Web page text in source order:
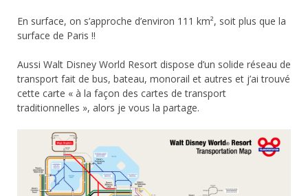
En surface, on s’approche d’environ 111 km², soit plus que la
surface de Paris !!
Aussi Walt Disney World Resort dispose d’un solide réseau de
transport fait de bus, bateau, monorail et autres et j’ai trouvé
cette carte « à la façon des cartes de transport
traditionnelles », alors je vous la partage.